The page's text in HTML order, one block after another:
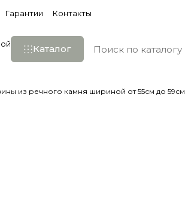
Гарантии Контакты
Каталог
из речного камня шириной от 55см до 59см